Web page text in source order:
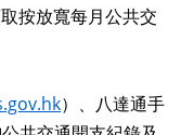
按放寬每月公共交
）、八達通手